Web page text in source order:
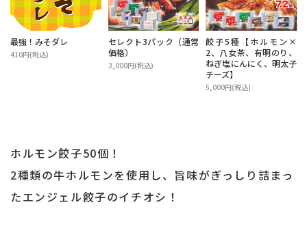
最強！みそダレ
410円(税込)
セレクト3パック（通常
価格）
3,000円(税込)
餃子5種【ホルモン×
2、八女茶、有明のり、
ねぎ塩にんにく、明太子
チーズ】
5,000円(税込)
ホルモン餃子50個！
2種類の牛ホルモンを使用し、旨味がぎっしり詰まっ
たエンジェル餃子のイチオシ！